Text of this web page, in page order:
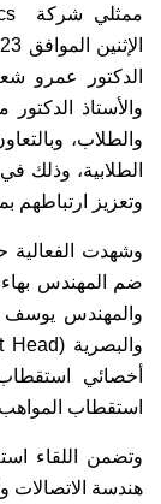
الدكتور عمرو
والأستاذ
والطلاب،
الطلابية، وذلك
وتعزيز ارتباطهم
وشهدت الفعالية
والمهندس يوسف
أخصائي
استقطاب
وتضمن اللقاء
هندسة